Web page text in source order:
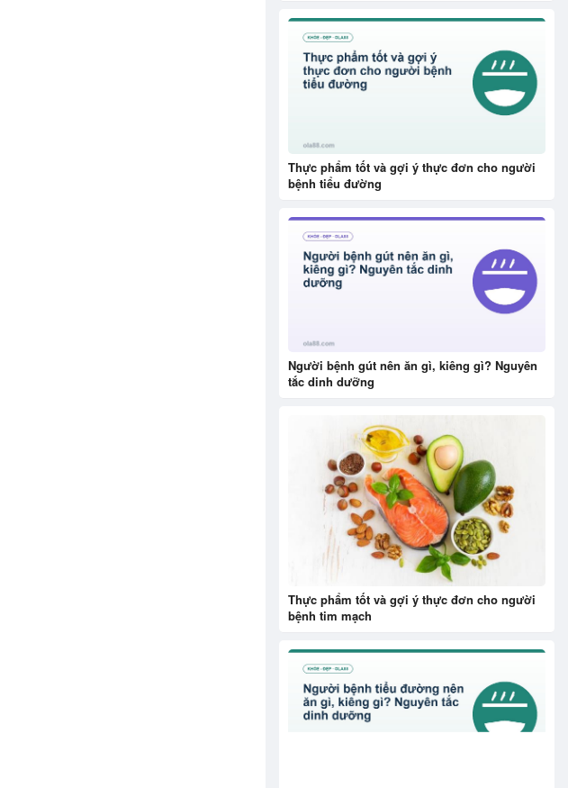
Thực phẩm tốt và gợi ý thực đơn cho người
bệnh tiểu đường
Người bệnh gút nên ăn gì, kiêng gì? Nguyên
tắc dinh dưỡng
Thực phẩm tốt và gợi ý thực đơn cho người
bệnh tim mạch